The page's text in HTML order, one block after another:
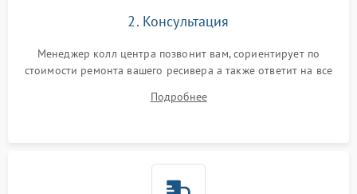
2. Консультация
Менеджер колл центра позвонит вам, сориентирует по
стоимости ремонта вашего ресивера а также ответит на все
Подробнее